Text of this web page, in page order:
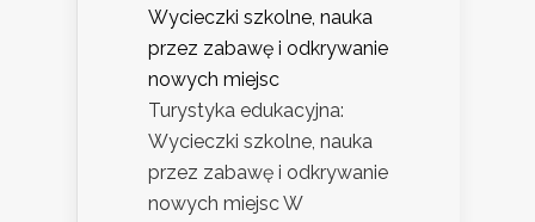
Wycieczki szkolne, nauka
przez zabawę i odkrywanie
nowych miejsc
Turystyka edukacyjna:
Wycieczki szkolne, nauka
przez zabawę i odkrywanie
nowych miejsc W